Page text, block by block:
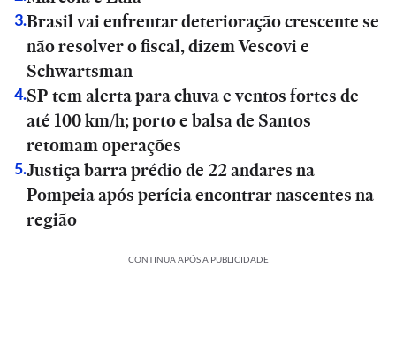
3.Brasil vai enfrentar deterioração crescente se
não resolver o fiscal, dizem Vescovi e
Schwartsman
4.SP tem alerta para chuva e ventos fortes de
até 100 km/h; porto e balsa de Santos
retomam operações
5.Justiça barra prédio de 22 andares na
Pompeia após perícia encontrar nascentes na
região
CONTINUA APÓS A PUBLICIDADE